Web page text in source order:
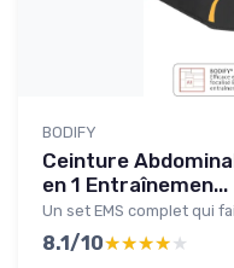
BODIFY
Ceinture
en 1 Entraînemen...
Un set EMS complet qui
8.1/10★★★★★
★★★★★